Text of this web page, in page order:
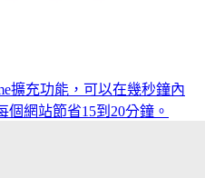
擴充功能，可以在幾秒鐘內
網站節省15到20分鐘。